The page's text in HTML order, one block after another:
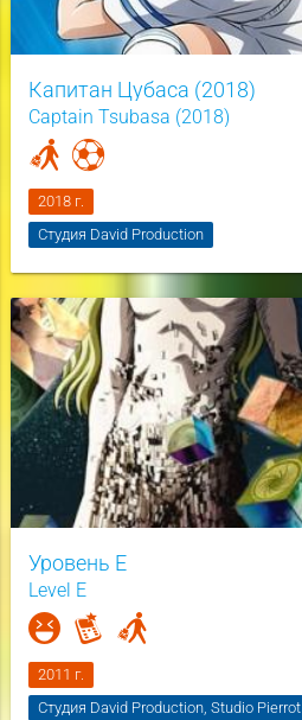
Капитан Цубаса (2018)
Captain Tsubasa (2018)
2018 г.
Студия David Production
Уровень Е
Level E
2011 г.
Студия David Production, Studio Pierrot